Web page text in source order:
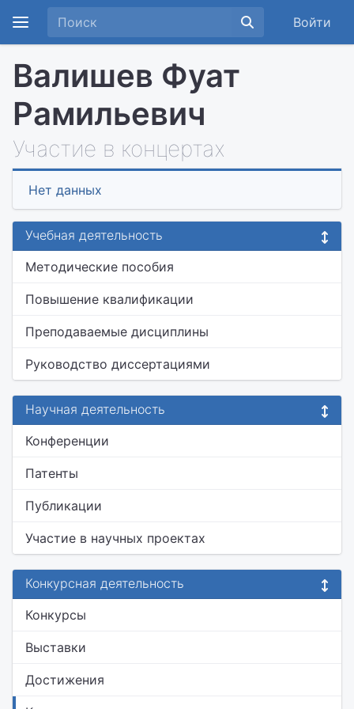
Войти
Валишев Фуат
Рамильевич
Участие в концертах
Нет данных
Учебная деятельность
Методические пособия
Повышение квалификации
Преподаваемые дисциплины
Руководство диссертациями
Научная деятельность
Конференции
Патенты
Публикации
Участие в научных проектах
Конкурсная деятельность
Конкурсы
Выставки
Достижения